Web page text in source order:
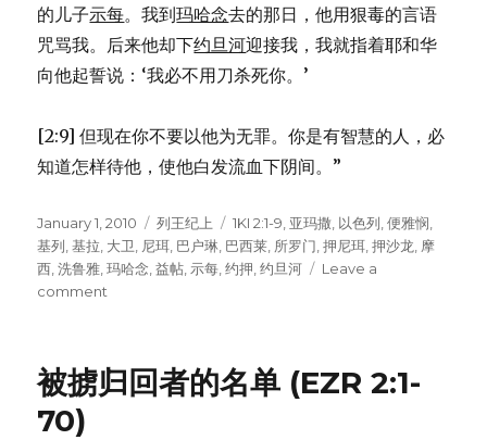
的儿子示每。我到玛哈念去的那日，他用狠毒的言语
咒骂我。后来他却下约旦河迎接我，我就指着耶和华
向他起誓说：‘我必不用刀杀死你。’
[2:9] 但现在你不要以他为无罪。你是有智慧的人，必
知道怎样待他，使他白发流血下阴间。”
Posted
on
January 1, 2010 Categories
列王纪上 Tags
1KI 2:1-9 亚玛撒 以色列 ,便雅悯
基列 ,基拉 大卫 尼珥 巴户琳 巴西莱 所罗门 ,押尼珥 ,押沙龙 摩
西 ,洗鲁雅 ,玛哈念 ,益帖 示每 ,约押 ,约旦河
Leave a
comment
所
被掳归回者的名单 (EZR 2:1-
70)